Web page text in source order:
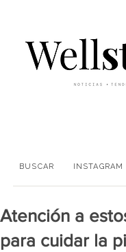
BUSCAR INSTAGRAM
Atención a
para cuidar la